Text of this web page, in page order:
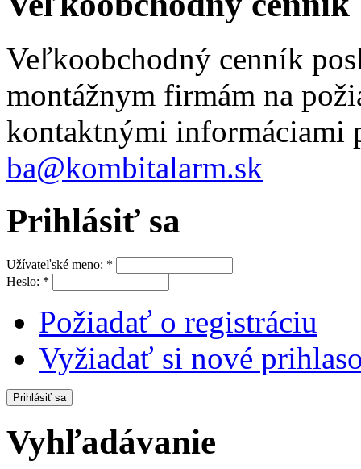
Veľkoobchodný cenník
montážnym firmám na
kontaktnými informáciami
ba@kombitalarm.sk
Prihlásiť sa
Užívateľské meno: *
Heslo: *
Požiadať o registráciu
Vyžiadať si nové
Vyhľadávanie